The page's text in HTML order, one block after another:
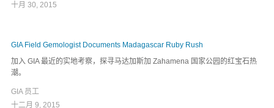
十月 30, 2015
GIA Field Gemologist Documents Madagascar Ruby Rush
加入 GIA 最近的实地考察，探寻马达加斯加 Zahamena 国家公园的红宝石热
潮。
GIA 员工
十二月 9, 2015